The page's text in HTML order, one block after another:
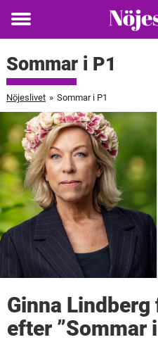
Toggle
Sommar i P1
Nöjeslivet » Sommar i P1
Ginna
efter ”Sommar